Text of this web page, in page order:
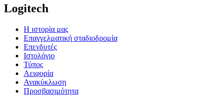
Logitech
Η ιστορία μας
Επαγγελματική σταδιοδρομία
Επενδυτές
Ιστολόγιο
Τύπος
Αειφορία
Ανακύκλωση
Προσβασιμότητα